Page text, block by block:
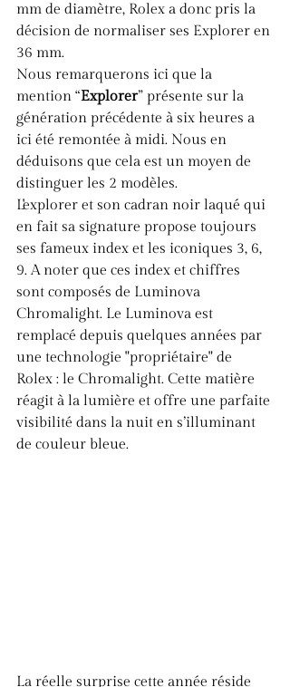
mm de diamètre, Rolex a donc pris la
décision de normaliser ses Explorer en
36 mm.
Nous remarquerons ici que la
mention “Explorer” présente sur la
génération précédente à six heures a
ici été remontée à midi. Nous en
déduisons que cela est un moyen de
distinguer les 2 modèles.
L'explorer et son cadran noir laqué qui
en fait sa signature propose toujours
ses fameux index et les iconiques 3, 6,
9. A noter que ces index et chiffres
sont composés de Luminova
Chromalight. Le Luminova est
remplacé depuis quelques années par
une technologie "propriétaire" de
Rolex : le Chromalight. Cette matière
réagit à la lumière et offre une parfaite
visibilité dans la nuit en s’illuminant
de couleur bleue.
La réelle surprise cette année réside